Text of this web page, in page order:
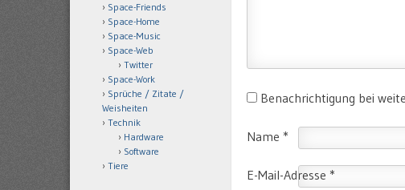
Benachrichtigung bei
Name *
E-Mail-Adresse *
Space-Friends
Space-Home
Space-Music
Space-Web
Twitter
Space-Work
Sprüche / Zitate /
Weisheiten
Technik
Hardware
Software
Tiere